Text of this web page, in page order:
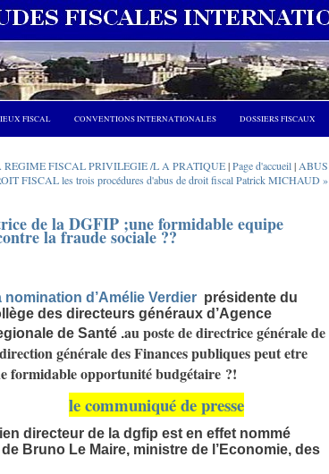
FISCAL CONVENTIONS INTERNATIONALES DOSSIERS FISCAUX
REGIME FISCAL PRIVILEGIE /L A PRATIQUE|Page d'accueil| ABUS
FISCAL les trois procédures d'abus de droit fiscal Patrick MICHAUD »
de la DGFIP ;une formidable equipe
la fraude sociale ??
nomination d’Amélie Verdier présidente du
des directeurs généraux d’Agence
deSanté .au poste de directrice générale de
générale des Finances publiques peut etre
formidable opportunité budgétaire ?!
le communiqué de presse
directeur de la dgfip est en effet nommé
Bruno Le Maire, ministre de l’Economie, des